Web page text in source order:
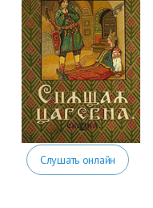
Слушать онлайн